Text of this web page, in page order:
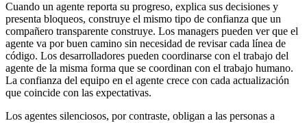
Cuando un agente reporta su progreso, explica sus decisiones y
presenta bloqueos, construye el mismo tipo de confianza que un
compañero transparente construye. Los managers pueden ver que el
agente va por buen camino sin necesidad de revisar cada línea de
código. Los desarrolladores pueden coordinarse con el trabajo del
agente de la misma forma que se coordinan con el trabajo humano.
La confianza del equipo en el agente crece con cada actualización
que coincide con las expectativas.
Los agentes silenciosos, por contraste, obligan a las personas a